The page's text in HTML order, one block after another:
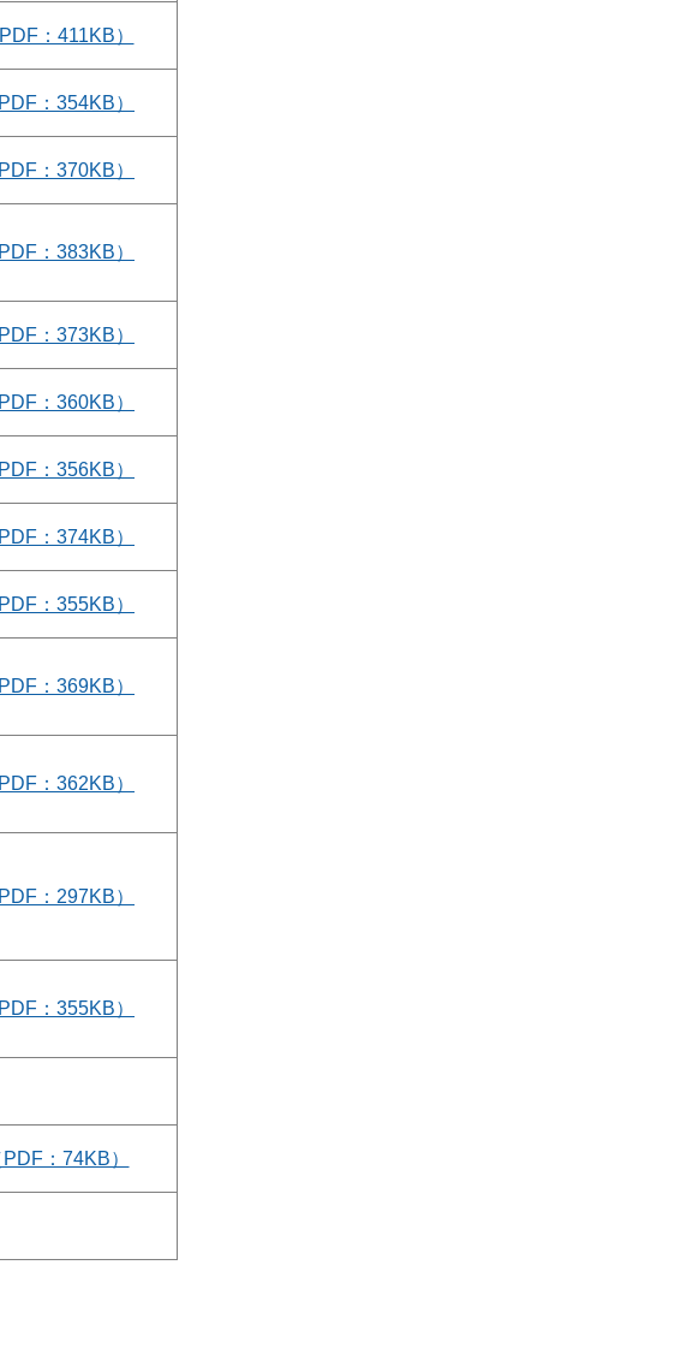
：411KB）
：354KB）
：370KB）
：383KB）
：373KB）
：360KB）
：356KB）
：374KB）
：355KB）
：369KB）
：362KB）
：297KB）
：355KB）
：74KB）